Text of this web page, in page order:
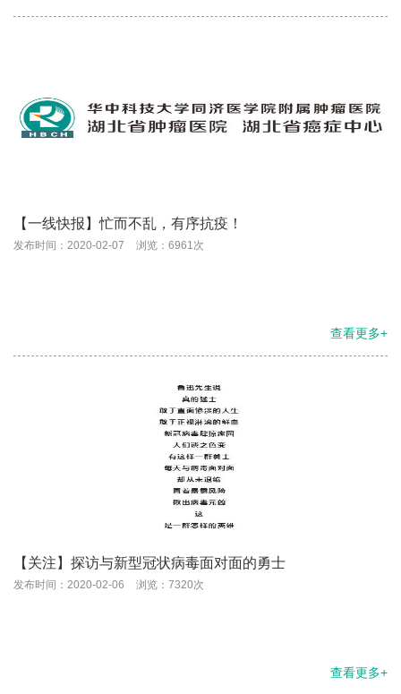
【一线快报】忙而不乱，有序抗疫！
发布时间：2020-02-07 浏览：6961次
查看更多+
【关注】探访与新型冠状病毒面对面的勇士
发布时间：2020-02-06 浏览：7320次
查看更多+